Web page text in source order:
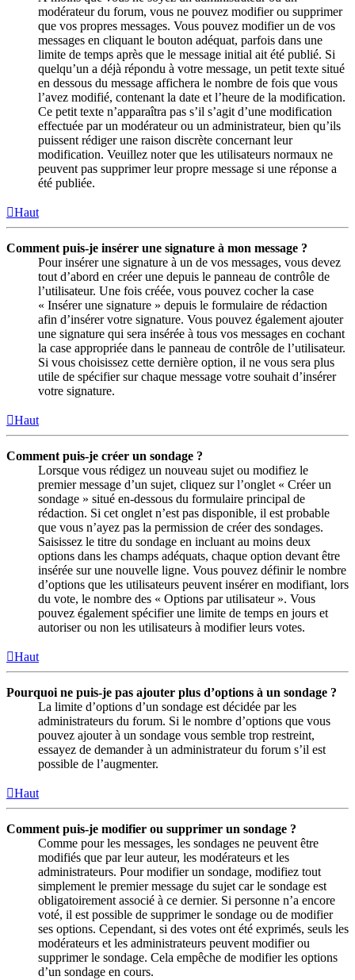
modérateur du forum, vous ne pouvez modifier ou supprimer
que vos propres messages. Vous pouvez modifier un de vos
messages en cliquant le bouton adéquat, parfois dans une
limite de temps après que le message initial ait été publié. Si
quelqu’un a déjà répondu à votre message, un petit texte situé
en dessous du message affichera le nombre de fois que vous
l’avez modifié, contenant la date et l’heure de la modification.
Ce petit texte n’apparaîtra pas s’il s’agit d’une modification
effectuée par un modérateur ou un administrateur, bien qu’ils
puissent rédiger une raison discrète concernant leur
modification. Veuillez noter que les utilisateurs normaux ne
peuvent pas supprimer leur propre message si une réponse a
été publiée.
Haut
Comment puis-je insérer une signature à mon message ?
Pour insérer une signature à un de vos messages, vous devez
tout d’abord en créer une depuis le panneau de contrôle de
l’utilisateur. Une fois créée, vous pouvez cocher la case
« Insérer une signature » depuis le formulaire de rédaction
afin d’insérer votre signature. Vous pouvez également ajouter
une signature qui sera insérée à tous vos messages en cochant
la case appropriée dans le panneau de contrôle de l’utilisateur.
Si vous choisissez cette dernière option, il ne vous sera plus
utile de spécifier sur chaque message votre souhait d’insérer
votre signature.
Haut
Comment puis-je créer un sondage ?
Lorsque vous rédigez un nouveau sujet ou modifiez le
premier message d’un sujet, cliquez sur l’onglet « Créer un
sondage » situé en-dessous du formulaire principal de
rédaction. Si cet onglet n’est pas disponible, il est probable
que vous n’ayez pas la permission de créer des sondages.
Saisissez le titre du sondage en incluant au moins deux
options dans les champs adéquats, chaque option devant être
insérée sur une nouvelle ligne. Vous pouvez définir le nombre
d’options que les utilisateurs peuvent insérer en modifiant, lors
du vote, le nombre des « Options par utilisateur ». Vous
pouvez également spécifier une limite de temps en jours et
autoriser ou non les utilisateurs à modifier leurs votes.
Haut
Pourquoi ne puis-je pas ajouter plus d’options à un sondage ?
La limite d’options d’un sondage est décidée par les
administrateurs du forum. Si le nombre d’options que vous
pouvez ajouter à un sondage vous semble trop restreint,
essayez de demander à un administrateur du forum s’il est
possible de l’augmenter.
Haut
Comment puis-je modifier ou supprimer un sondage ?
Comme pour les messages, les sondages ne peuvent être
modifiés que par leur auteur, les modérateurs et les
administrateurs. Pour modifier un sondage, modifiez tout
simplement le premier message du sujet car le sondage est
obligatoirement associé à ce dernier. Si personne n’a encore
voté, il est possible de supprimer le sondage ou de modifier
ses options. Cependant, si des votes ont été exprimés, seuls les
modérateurs et les administrateurs peuvent modifier ou
supprimer le sondage. Cela empêche de modifier les options
d’un sondage en cours.